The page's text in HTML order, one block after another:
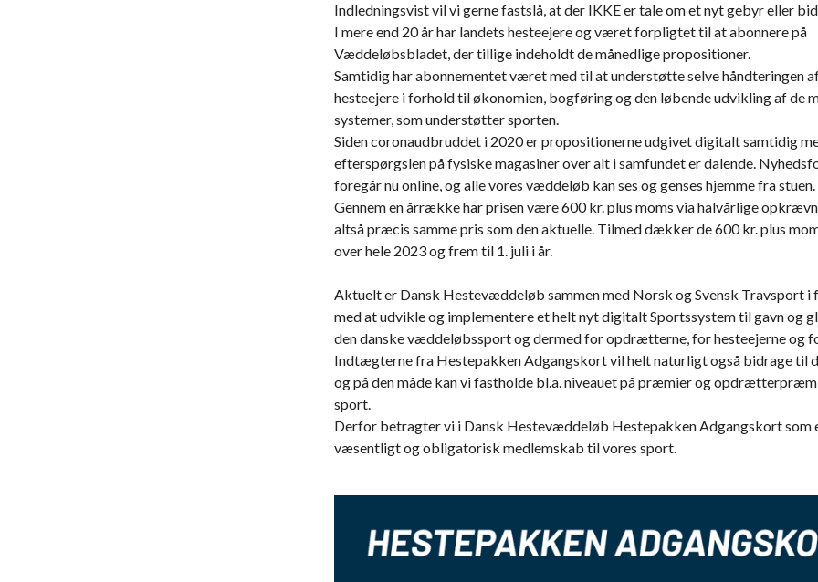
Indledningsvist vil vi gerne fastslå, at der IKKE er tale om et nyt gebyr eller
I mere end 20 år har landets hesteejere og været forpligtet til at abonnere på
Væddeløbsbladet, der tillige indeholdt de månedlige propositioner.
Samtidig har abonnementet været med til at understøtte selve håndteringen
hesteejere i forhold til økonomien, bogføring og den løbende udvikling af de
systemer, som understøtter sporten.
Siden coronaudbruddet i 2020 er propositionerne udgivet digitalt samtidig
efterspørgslen på fysiske magasiner over alt i samfundet er dalende.
foregår nu online, og alle vores væddeløb kan ses og genses hjemme fra stuen.
Gennem en årrække har prisen være 600 kr. plus moms via halvårlige
altså præcis samme pris som den aktuelle. Tilmed dækker de 600 kr. plus
over hele 2023 og frem til 1. juli i år.
Aktuelt er Dansk Hestevæddeløb sammen med Norsk og Svensk Travsport i
med at udvikle og implementere et helt nyt digitalt Sportssystem til gavn og
den danske væddeløbssport og dermed for opdrætterne, for hesteejerne og
Indtægterne fra Hestepakken Adgangskort vil helt naturligt også bidrage til
og på den måde kan vi fastholde bl.a. niveauet på præmier og
sport.
Derfor betragter vi i Dansk Hestevæddeløb Hestepakken Adgangskort som
væsentligt og obligatorisk medlemskab til vores sport.